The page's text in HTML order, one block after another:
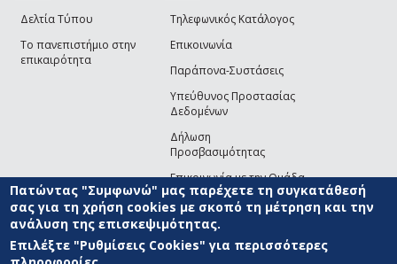
Δελτία Τύπου
Το πανεπιστήμιο στην
επικαιρότητα
Τηλεφωνικός Κατάλογος
Επικοινωνία
Παράπονα-Συστάσεις
Υπεύθυνος Προστασίας
Δεδομένων
Δήλωση
Προσβασιμότητας
Επικοινωνία με την Ομάδα
Ανάπτυξης του site(link sends e-mail)
© ΠΑΝΕΠΙΣΤΗΜΙΟ ΑΙΓΑΙΟΥ ΟΡΟΙ ΧΡΗΣΗΣ
ΑΝΑΠΤΥΞΗΣ
Πατώντας "Συμφωνώ" μας παρέχετε τη συγκατάθεσή
σας για τη χρήση cookies με σκοπό τη μέτρηση και την
ανάλυση της επισκεψιμότητας.
Επιλέξτε "Ρυθμίσεις Cookies" για περισσότερες